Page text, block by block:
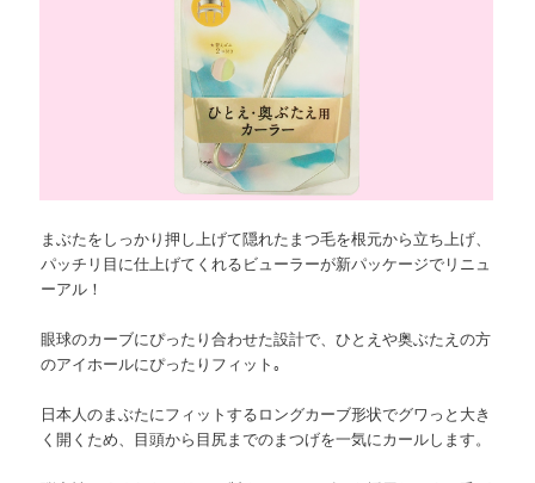
まぶたをしっかり押し上げて隠れたまつ毛を根元から立ち上げ、
パッチリ目に仕上げてくれるビューラーが新パッケージでリニュ
ーアル！
眼球のカーブにぴったり合わせた設計で、ひとえや奥ぶたえの方
のアイホールにぴったりフィット｡
日本人のまぶたにフィットするロングカーブ形状でグワっと大き
く開くため、目頭から目尻までのまつげを一気にカールします。